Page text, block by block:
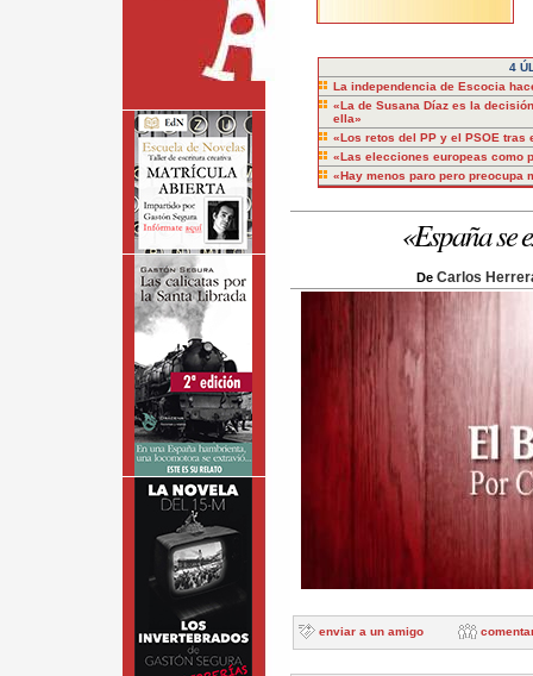
4
La independencia de Escocia
«La de Susana Díaz es la
ella»
«Los retos del PP y el PSOE tras
«Las elecciones europeas como
«Hay menos paro pero preocupa
«España se
De Carlos
enviar a un amigo